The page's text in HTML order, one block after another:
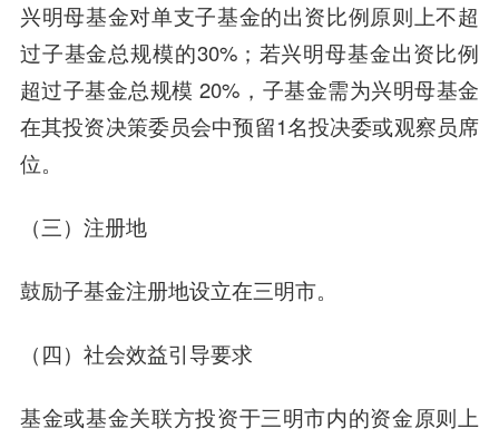
兴明母基金对单支子基金的出资比例原则上不超
过子基金总规模的30%；若兴明母基金出资比例
超过子基金总规模 20%，子基金需为兴明母基金
在其投资决策委员会中预留1名投决委或观察员席
位。
（三）注册地
鼓励子基金注册地设立在三明市。
（四）社会效益引导要求
基金或基金关联方投资于三明市内的资金原则上